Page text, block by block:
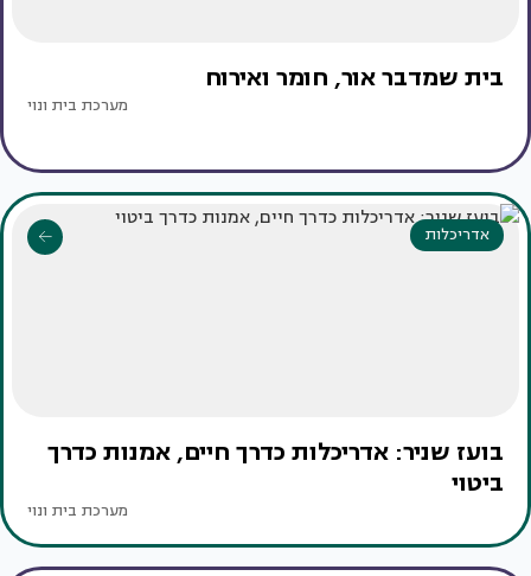
בית שמדבר אור, חומר ואירוח
מערכת בית ונוי
אדריכלות
בועז שניר: אדריכלות כדרך חיים, אמנות כדרך
ביטוי
מערכת בית ונוי